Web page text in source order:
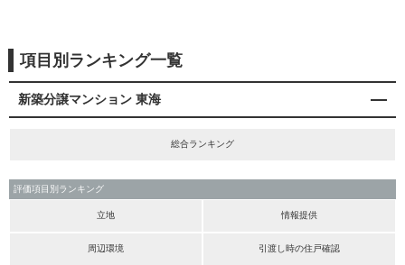
項目別ランキング一覧
新築分譲マンション 東海
総合ランキング
評価項目別ランキング
立地 情報提供
周辺環境 引渡し時の住戸確認